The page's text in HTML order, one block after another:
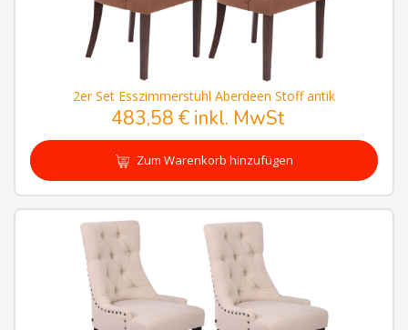
2er Set Esszimmerstuhl Aberdeen Stoff antik
483,58 € inkl. MwSt
Zum Warenkorb hinzufügen